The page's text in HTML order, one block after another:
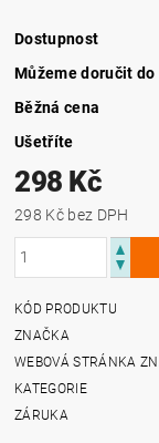
Dostupnost
Můžeme doručit do
Běžná cena
Ušetříte
298 Kč
298 Kč bez DPH
KÓD PRODUKTU
ZNAČKA
WEBOVÁ STRÁNKA
KATEGORIE
ZÁRUKA